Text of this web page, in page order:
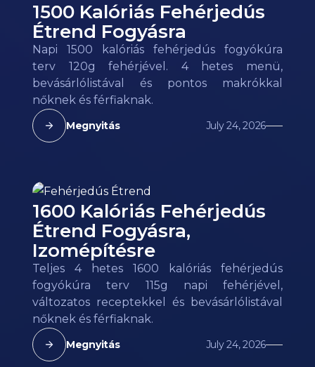
1500 Kalóriás Fehérjedús
Étrend Fogyásra
Napi 1500 kalóriás fehérjedús fogyókúra
terv 120g fehérjével. 4 hetes menü,
bevásárlólistával és pontos makrókkal
nőknek és férfiaknak.
Megnyitás July 24, 2026
1600 Kalóriás Fehérjedús
Étrend Fogyásra,
Izomépítésre
Teljes 4 hetes 1600 kalóriás fehérjedús
fogyókúra terv 115g napi fehérjével,
változatos receptekkel és bevásárlólistával
nőknek és férfiaknak.
Megnyitás July 24, 2026